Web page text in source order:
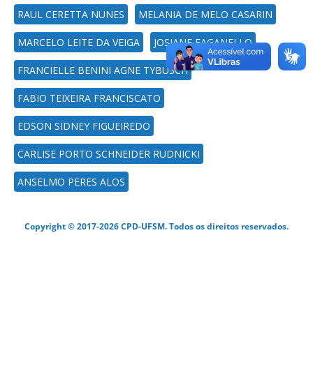
RAUL CERETTA NUNES MELANIA DE MELO CASARIN
MARCELO LEITE DA VEIGA JOSIANE FAGANELLO
FRANCIELLE BENINI AGNE TYBUSCH
FABIO TEIXEIRA FRANCISCATO
EDSON SIDNEY FIGUEIREDO
CARLISE PORTO SCHNEIDER RUDNICKI
ANSELMO PERES ALOS
Copyright © 2017-2026 CPD-UFSM. Todos os direitos reservados.